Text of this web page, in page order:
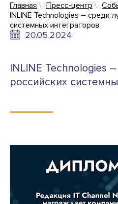
Главная Пресс-центр
INLINE Technologies – среди
системных интеграторов
20.05.2024
INLINE Technologies
российских